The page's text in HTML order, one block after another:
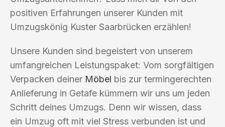
positiven Erfahrungen unserer Kunden mit
Umzugskönig Kuster Saarbrücken erzählen!
Unsere Kunden sind begeistert von unserem
umfangreichen Leistungspaket: Vom sorgfältigen
Verpacken deiner Möbel bis zur termingerechten
Anlieferung in Getafe kümmern wir uns um jeden
Schritt deines Umzugs. Denn wir wissen, dass
ein Umzug oft mit viel Stress verbunden ist und